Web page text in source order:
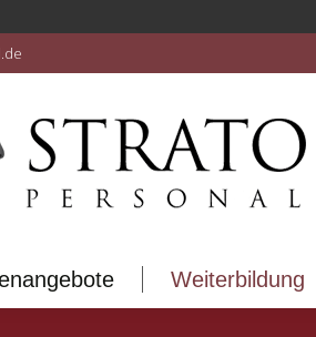
Weiterbildung
Weiterbildung